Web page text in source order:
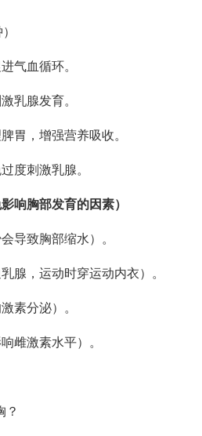
气血循环。
乳腺发育。
胃，增强营养吸收。
度刺激乳腺。
响胸部发育的因素）
导致胸部缩水）。
腺，运动时穿运动内衣）。
素分泌）。
雌激素水平）。
？